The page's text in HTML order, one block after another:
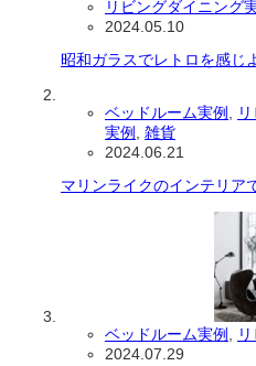
リビングダイニング
2024.05.10
昭和ガラスでレトロを感じ
ベッドルーム実例
実例 雑貨
2024.06.21
マリンライクのインテリア
ベッドルーム実例
2024.07.29